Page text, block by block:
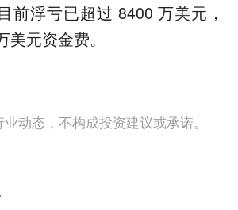
前浮亏已超过 8400 万美元，
元资金费。
动态，不构成投资建议或承诺。